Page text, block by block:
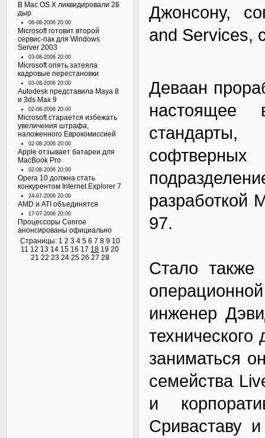
В Mac OS X ликвидировали 26
дыр
06-08-2006 20:00
Microsoft готовит второй
сервис-пак для Windows
Server 2003
03-08-2006 20:00
Microsoft опять затеяла
кадровые перестановки
03-08-2006 20:00
Autodesk представила Maya 8
и 3ds Max 9
02-08-2006 20:00
Microsoft старается избежать
увеличения штрафа,
наложенного Еврокомиссией
02-08-2006 20:00
Apple отзывает батареи для
MacBook Pro
02-08-2006 20:00
Opera 10 должна стать
конкурентом Internet Explorer 7
24-07-2006 20:00
AMD и ATI объединятся
17-07-2006 20:00
Процессоры Conroe
анонсированы официально
Страницы: 1 2 3 4 5 6 7 8 9 10
11 12 13 14 15 16 17 18 19 20
21 22 23 24 25 26 27 28
Джонсону,
and Services,
Деваан
настоящее
стандарты,
софтверных
разработкой
97.
Стало также
инженер
заниматься
семейства
и
Сриваставу